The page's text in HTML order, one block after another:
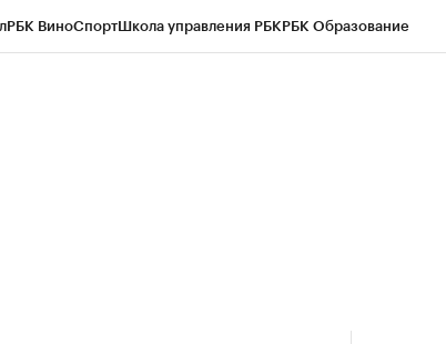
РБК ВиноСпортШкола управления РБКРБК Образование